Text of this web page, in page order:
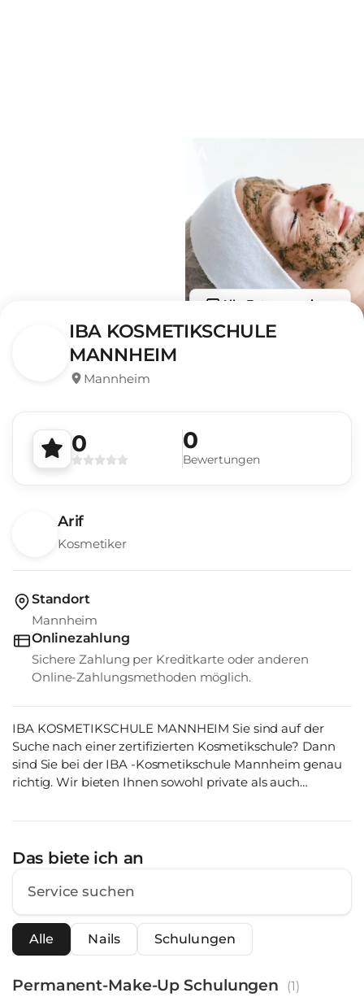
Alle Fotos anzeigen
IBA KOSMETIKSCHULE
MANNHEIM
Mannheim
0 0
Bewertungen
Arif
Kosmetiker
Standort
Mannheim
Onlinezahlung
Sichere Zahlung per Kreditkarte oder anderen
Online-Zahlungsmethoden möglich.
IBA KOSMETIKSCHULE MANNHEIM Sie sind auf der
Suche nach einer zertifizierten Kosmetikschule? Dann
sind Sie bei der IBA -Kosmetikschule Mannheim genau
richtig. Wir bieten Ihnen sowohl private als auch
Besuchen auch Sie unsere Kosmetikfachschule und
Kosmetikausbildung oder weiteren Aufbaukursen in der
Das biete ich an
Alle Nails Schulungen
Permanent-Make-Up Schulungen (1)